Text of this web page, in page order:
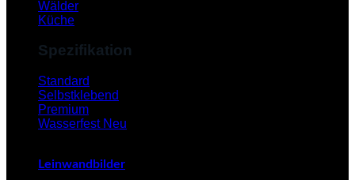
Wälder
Küche
Spezifikation
Standard
Selbstklebend
Premium
Wasserfest
Leinwandbilder